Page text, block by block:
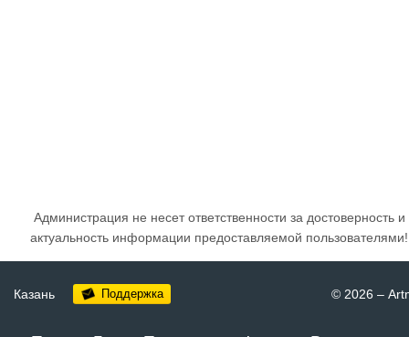
Администрация не несет ответственности за достоверность и
актуальность информации предоставляемой пользователями!
Казань Поддержка © 2026 –